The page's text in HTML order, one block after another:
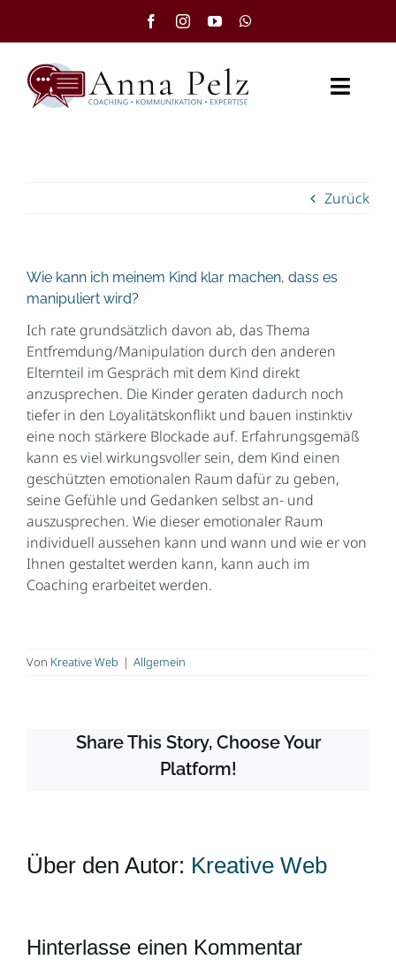
Toggle
Journal
Über mich
Kontakt
Zurück
Wie kann ich meinem Kind klar machen, dass es
manipuliert wird?
Ich rate grundsätzlich davon ab, das Thema
Entfremdung/Manipulation durch den anderen
Elternteil im Gespräch mit dem Kind direkt
anzusprechen. Die Kinder geraten dadurch noch
tiefer in den Loyalitätskonflikt und bauen instinktiv
eine noch stärkere Blockade auf. Erfahrungsgemäß
kann es viel wirkungsvoller sein, dem Kind einen
geschützten emotionalen Raum dafür zu geben,
seine Gefühle und Gedanken selbst an- und
auszusprechen. Wie dieser emotionaler Raum
individuell aussehen kann und wann und wie er von
Ihnen gestaltet werden kann, kann auch im
Coaching erarbeitet werden.
Von Kreative Web | Allgemein
Share This Story, Choose Your
Platform!
Über den Autor: Kreative Web
Hinterlasse einen Kommentar